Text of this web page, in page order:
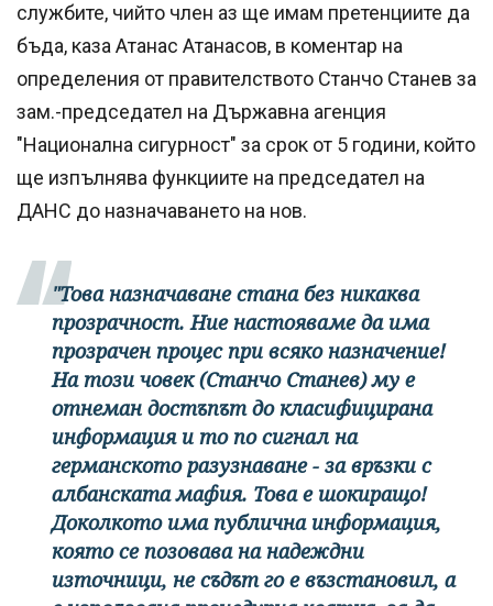
службите, чийто член аз ще имам претенциите да
бъда, каза Атанас Атанасов, в коментар на
определения от правителството Станчо Станев за
зам.-председател на Държавна агенция
"Национална сигурност" за срок от 5 години, който
ще изпълнява функциите на председател на
ДАНС до назначаването на нов.
"Това назначаване стана без никаква
прозрачност. Ние настояваме да има
прозрачен процес при всяко назначение!
На този човек (Станчо Станев) му е
отнеман достъпът до класифицирана
информация и то по сигнал на
германското разузнаване - за връзки с
албанската мафия. Това е шокиращо!
Доколкото има публична информация,
която се позовава на надеждни
източници, не съдът го е възстановил, а